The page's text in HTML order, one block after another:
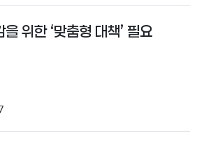
위한 ‘맞춤형 대책’ 필요